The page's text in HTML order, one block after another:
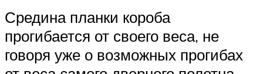
Средина планки короба
прогибается от своего веса, не
говоря уже о возможных прогибах